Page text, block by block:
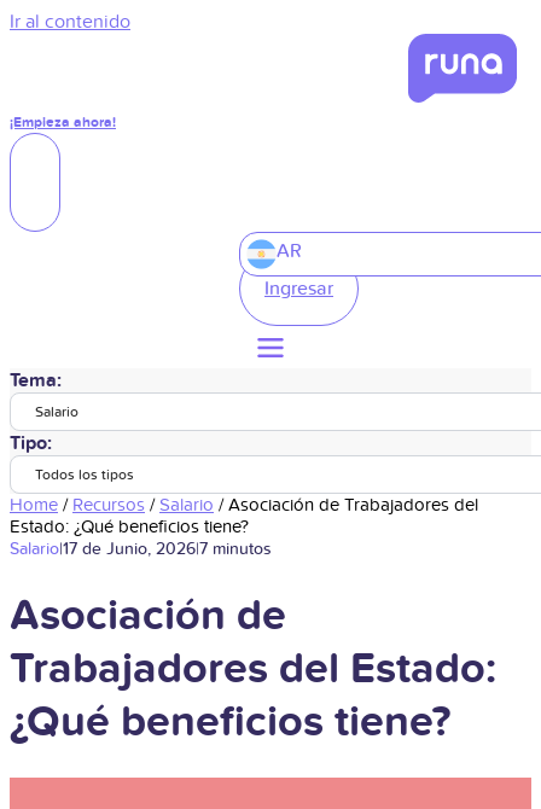
Ir al contenido
¡Empieza ahora!
AR
Ingresar
Tema:
Salario
Tipo:
Todos los tipos
Home / Recursos /Salario /Asociación de Trabajadores del
Estado: ¿Qué beneficios tiene?
Salario|17 de Junio, 2026|7 minutos
Asociación de
Trabajadores del Estado:
¿Qué beneficios tiene?